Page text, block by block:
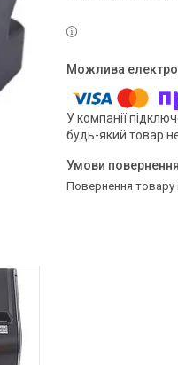
У компанії
будь-який товар
повернення